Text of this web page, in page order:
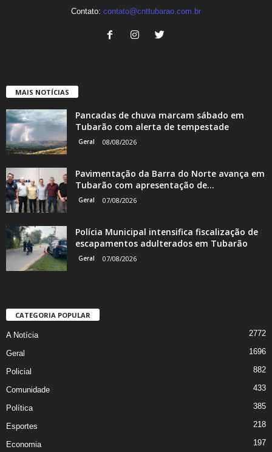
Contato: contato@cnttubarao.com.br
MAIS NOTÍCIAS
Pancadas de chuva marcam sábado em
Tubarão com alerta de tempestade
Geral 08/08/2026
Pavimentação da Barra do Norte avança em
Tubarão com apresentação de...
Geral 07/08/2026
Polícia Municipal intensifica fiscalização de
escapamentos adulterados em Tubarão
Geral 07/08/2026
CATEGORIA POPULAR
A Notícia 2772
Geral 1696
Policial 882
Comunidade 433
Política 385
Esportes 218
Economia 197